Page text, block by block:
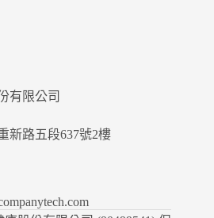
有限公司
新路五段637號2樓